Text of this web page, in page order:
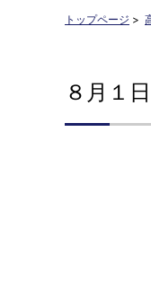
トップページ >
８月１